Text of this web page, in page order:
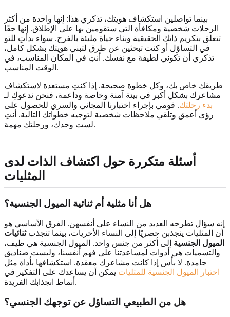
بينما تواصلين استكشاف هويتك، تذكري هذا: إنها واحدة من أكثر
الرحلات شخصية ومكافأة التي ستقومين بها على الإطلاق. إنها حقًا
تتعلق بتكريم ذاتك الحقيقية وبناء حياة مليئة بالفرح. سواء بدأتِ للتو
في التساؤل أو كنت تبحثين عن طرق لتبني هويتك بشكل كامل،
تذكري أن تكوني لطيفة مع نفسك. أنتِ في المكان المناسب، في
الوقت المناسب.
طريقك خاص بك، وكل خطوة صحيحة. إذا كنتِ مستعدة لاستكشاف
مشاعرك بشكل أكبر في بيئة آمنة وخاصة وداعمة، فنحن ندعوكِ لـ
بدء رحلتك. قومي بإجراء اختبارنا المجاني والسري للحصول على
رؤى أعمق وتلقي ملاحظات شخصية لتوجيه خطواتك التالية. أنتِ
لست وحدك، ورحلتك مهمة.
أسئلة متكررة حول اكتشاف الذات لدى
المثليات
هل أنا مثلية أم ثنائية الميول الجنسية؟
إنه سؤال تطرحه العديد من النساء على أنفسهن. الفرق الأساسي هو
أن المثليات ينجذبن حصريًا إلى النساء الأخريات، بينما تنجذبثنائيات
الميول الجنسية إلى أكثر من جنس واحد. الميول الجنسية هي طيف،
والتسميات هي أدوات لمساعدتنا على فهم أنفسنا، وليست صناديق
جامدة. لا بأس إذا كانت مشاعرك معقدة. استكشافها بأداة مثل
اختبار الميول الجنسية للمثليات يمكن أن يساعدك على التفكير في
أنماط انجذابك الفريدة.
هل من الطبيعي التساؤل عن توجهك الجنسي؟